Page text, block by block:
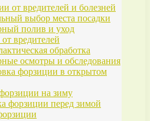
от вредителей и болезней
выбор места посадки
полив и уход
вредителей
обработка
осмотры и обследования
форзиции в открытом
на зиму
форзиции перед зимой